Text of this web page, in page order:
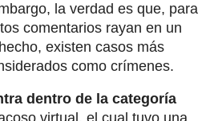
la verdad es que, para
comentarios rayan en un
existen casos más
como crímenes.
dentro de la categoría
virtual, el cual tuvo una